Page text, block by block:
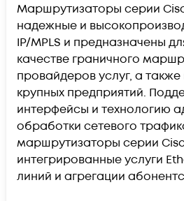
Маршрутизаторы серии
надежные и
IP/MPLS и предназначены
качестве граничного
провайдеров услуг, а также
крупных предприятий.
интерфейсы и технологию
обработки сетевого
маршрутизаторы серии
интегрированные услуги
линий и агрегации